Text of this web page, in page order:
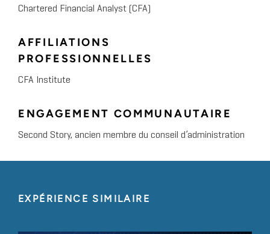
Chartered Financial Analyst (CFA)
AFFILIATIONS
PROFESSIONNELLES
CFA Institute
ENGAGEMENT COMMUNAUTAIRE
Second Story, ancien membre du conseil d’administration
EXPÉRIENCE SIMILAIRE